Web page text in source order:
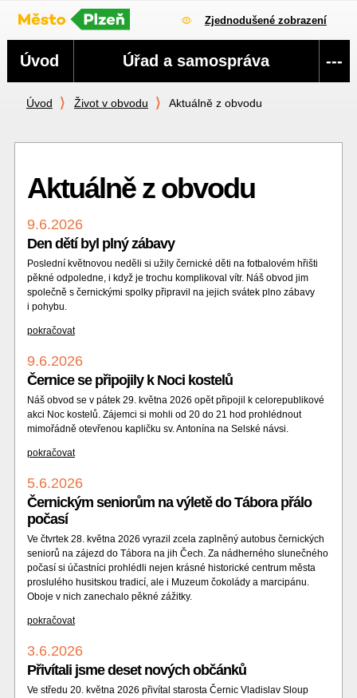
Zjednodušené zobrazení
Úvod Život v obvodu Aktuálně z obvodu
Aktuálně z obvodu
9.6.2026
Den dětí byl plný zábavy
Poslední květnovou neděli si užily černické děti na fotbalovém hřišti
pěkné odpoledne, i když je trochu komplikoval vítr. Náš obvod jim
společně s černickými spolky připravil na jejich svátek plno zábavy
i pohybu.
pokračovat
9.6.2026
Černice se připojily k Noci kostelů
Náš obvod se v pátek 29. května 2026 opět připojil k celorepublikové
akci Noc kostelů. Zájemci si mohli od 20 do 21 hod prohlédnout
mimořádně otevřenou kapličku sv. Antonína na Selské návsi.
pokračovat
5.6.2026
Černickým seniorům na výletě do Tábora přálo
počasí
Ve čtvrtek 28. května 2026 vyrazil zcela zaplněný autobus černických
seniorů na zájezd do Tábora na jih Čech. Za nádherného slunečného
počasí si účastníci prohlédli nejen krásné historické centrum města
proslulého husitskou tradicí, ale i Muzeum čokolády a marcipánu.
Oboje v nich zanechalo pěkné zážitky.
pokračovat
3.6.2026
Přivítali jsme deset nových občánků
Ve středu 20. května 2026 přivítal starosta Černic Vladislav Sloup
Navigace
Úvod Úřad a samospráva ---